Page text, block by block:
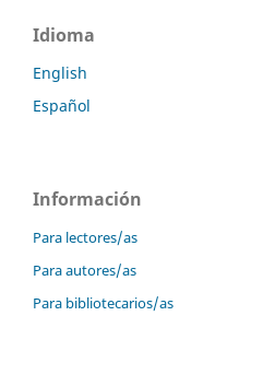
Idioma
English
Español
Información
Para lectores/as
Para autores/as
Para bibliotecarios/as